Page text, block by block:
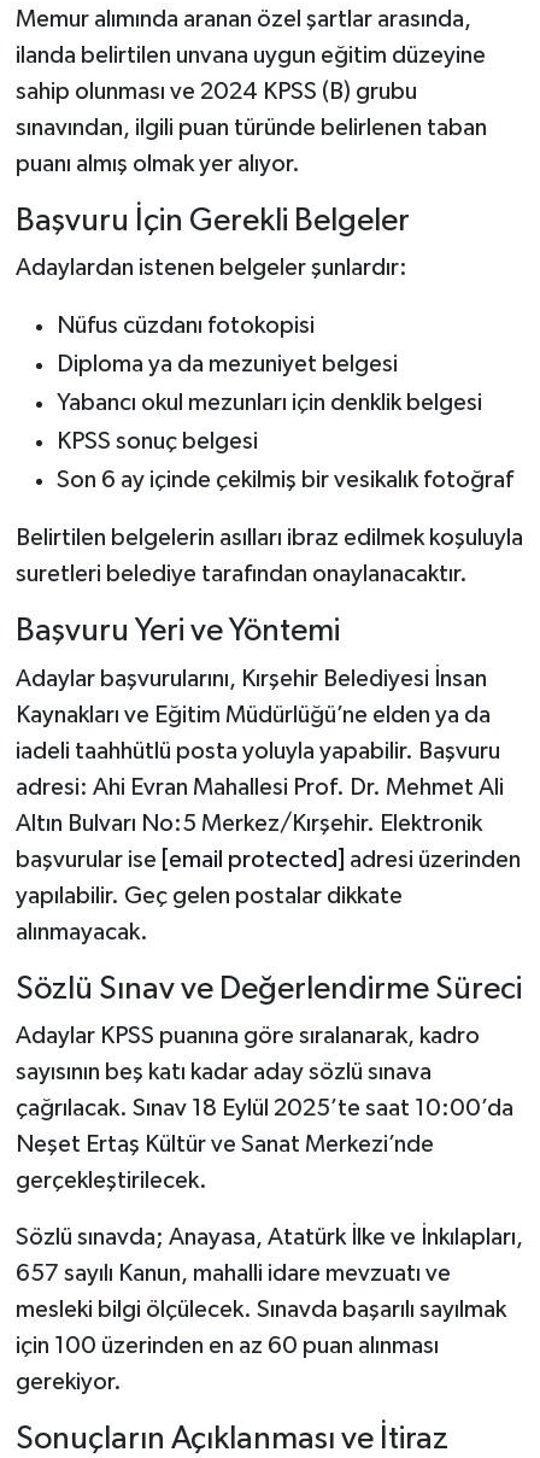
Memur alımında aranan özel şartlar arasında,
ilanda belirtilen unvana uygun eğitim düzeyine
sahip olunması ve 2024 KPSS (B) grubu
sınavından, ilgili puan türünde belirlenen taban
puanı almış olmak yer alıyor.
Başvuru İçin Gerekli Belgeler
Adaylardan istenen belgeler şunlardır:
Nüfus cüzdanı fotokopisi
Diploma ya da mezuniyet belgesi
Yabancı okul mezunları için denklik belgesi
KPSS sonuç belgesi
Son 6 ay içinde çekilmiş bir vesikalık fotoğraf
Belirtilen belgelerin asılları ibraz edilmek koşuluyla
suretleri belediye tarafından onaylanacaktır.
Başvuru Yeri ve Yöntemi
Adaylar başvurularını, Kırşehir Belediyesi İnsan
Kaynakları ve Eğitim Müdürlüğü’ne elden ya da
iadeli taahhütlü posta yoluyla yapabilir. Başvuru
adresi: Ahi Evran Mahallesi Prof. Dr. Mehmet Ali
Altın Bulvarı No:5 Merkez/Kırşehir. Elektronik
başvurular ise [email protected]
adresi üzerinden
yapılabilir. Geç gelen postalar dikkate
alınmayacak.
Sözlü Sınav ve Değerlendirme Süreci
Adaylar KPSS puanına göre sıralanarak, kadro
sayısının beş katı kadar aday sözlü sınava
çağrılacak. Sınav 18 Eylül 2025’te saat 10:00’da
Neşet Ertaş Kültür ve Sanat Merkezi’nde
gerçekleştirilecek.
Sözlü sınavda; Anayasa, Atatürk İlke ve İnkılapları,
657 sayılı Kanun, mahalli idare mevzuatı ve
mesleki bilgi ölçülecek. Sınavda başarılı sayılmak
için 100 üzerinden en az 60 puan alınması
gerekiyor.
Sonuçların Açıklanması ve İtiraz